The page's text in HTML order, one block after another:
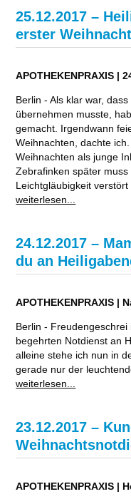
25.12.2017 –
erster
APOTHEKENPRAXIS |
Berlin - Als klar war,
übernehmen musste,
gemacht. Irgendwann
Weihnachten, dachte
Weihnachten als junge
Zebrafinken später
Leichtgläubigkeit
weiterlesen...
24.12.2017 –
du an
APOTHEKENPRAXIS |
Berlin -
begehrten Notdienst an
alleine stehe ich nun in
gerade nur der
weiterlesen...
23.12.2017 –
APOTHEKENPRAXIS |